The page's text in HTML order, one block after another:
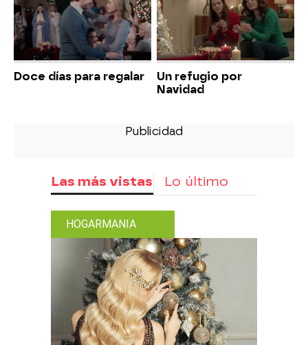
Doce días para regalar
Un refugio por
Navidad
Las más vistas Lo último
HOGARMANIA